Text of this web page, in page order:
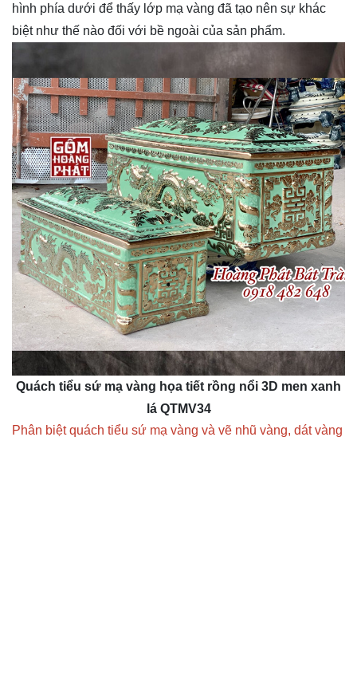
hình phía dưới để thấy lớp mạ vàng đã tạo nên sự khác
biệt như thế nào đối với bề ngoài của sản phẩm.
Quách tiểu sứ mạ vàng họa tiết rồng nổi 3D men xanh
lá QTMV34
Phân biệt quách tiểu sứ mạ vàng và vẽ nhũ vàng, dát vàng